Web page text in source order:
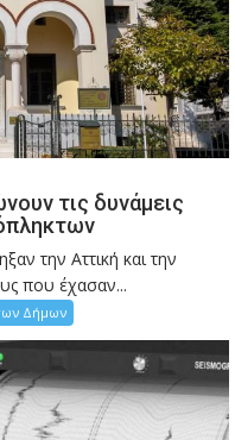
τις δυνάμεις
την Αττική και την
που έχασαν...
Δήμων